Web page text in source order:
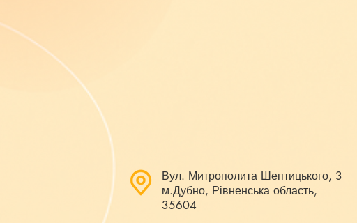
Вул. Митрополита Шептицького, 3
м.Дубно, Рівненська область,
35604